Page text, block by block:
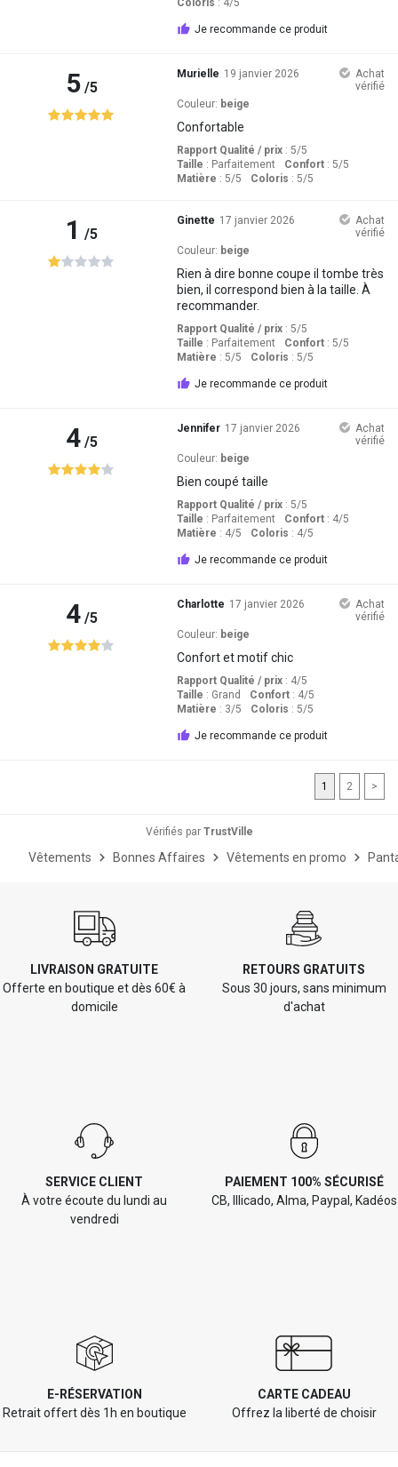
Coloris : 4/5
Je recommande ce produit
5/5
Murielle 19 janvier 2026
Achat
vérifié
Couleur: beige
Confortable
Rapport Qualité / prix: 5/5
Taille : Parfaitement Confort: 5/5
Matière : 5/5 Coloris : 5/5
1 /5
Ginette 17 janvier 2026
Achat
vérifié
Couleur: beige
Rien à dire bonne coupe il tombe très
bien, il correspond bien à la taille. À
recommander.
Rapport Qualité / prix: 5/5
Taille : Parfaitement Confort: 5/5
Matière : 5/5 Coloris : 5/5
Je recommande ce produit
4/5
Jennifer 17 janvier 2026
Achat
vérifié
Couleur: beige
Bien coupé taille
Rapport Qualité / prix: 5/5
Taille : Parfaitement Confort: 4/5
Matière : 4/5 Coloris : 4/5
Je recommande ce produit
4/5
Charlotte 17 janvier 2026
Achat
vérifié
Couleur: beige
Confort et motif chic
Rapport Qualité / prix: 4/5
Taille : Grand Confort: 4/5
Matière : 3/5 Coloris : 5/5
Je recommande ce produit
1 2 >
Vérifiés par TrustVille
Vêtements Bonnes Affaires Vêtements en promo
LIVRAISON GRATUITE
Offerte en boutique et dès 60€ à
domicile
RETOURS GRATUITS
Sous 30 jours, sans minimum
d'achat
SERVICE CLIENT
À votre écoute du lundi au
vendredi
PAIEMENT 100% SÉCURISÉ
CB, Illicado, Alma, Paypal, Kadéos
E-RÉSERVATION
Retrait offert dès 1h en boutique
CARTE CADEAU
Offrez la liberté de choisir